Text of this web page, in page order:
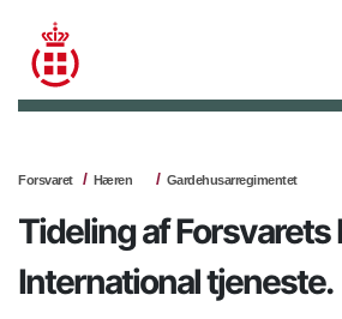
Forsvaret Hæren Gardehusarregimentet
Tideling af Forsvarets
International tjeneste.